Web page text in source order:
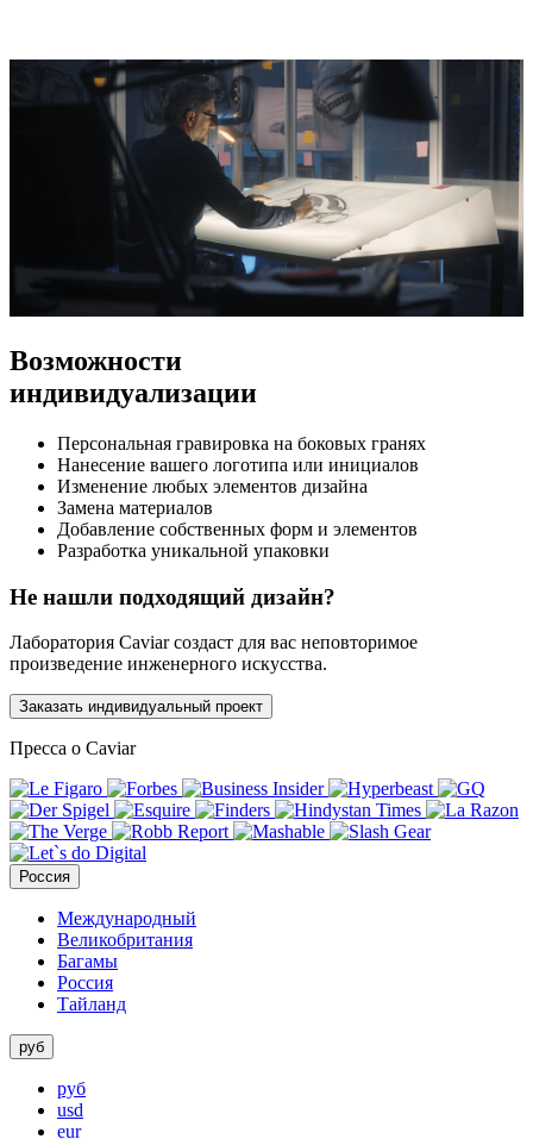
Возможности
индивидуализации
Персональная гравировка на боковых гранях
Нанесение вашего логотипа или инициалов
Изменение любых элементов дизайна
Замена материалов
Добавление собственных форм и элементов
Разработка уникальной упаковки
Не нашли подходящий дизайн?
Лаборатория Caviar создаст для вас неповторимое
произведение инженерного искусства.
Заказать индивидуальный проект
Пресса о Caviar
Россия
Международный
Великобритания
Багамы
Россия
Тайланд
руб
руб
usd
eur